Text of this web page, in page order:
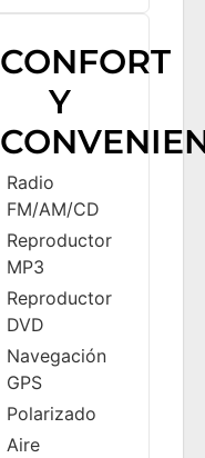
CONFORT
Y
Radio
FM/AM/CD
Reproductor
MP3
Reproductor
DVD
Navegación
GPS
Polarizado
Aire